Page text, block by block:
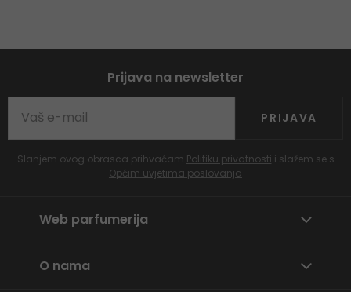
Prijava na newsletter
PRIJAVA
Slanjem ovog obrasca prihvaćam Politiku privatnosti i slažem se s
Općim uvjetima poslovanja
Web parfumerija
O nama